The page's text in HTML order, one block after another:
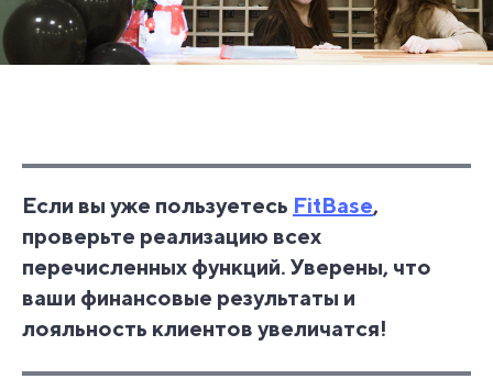
Если вы уже пользуетесь FitBase,
проверьте реализацию всех
перечисленных функций. Уверены, что
ваши финансовые результаты и
лояльность клиентов увеличатся!